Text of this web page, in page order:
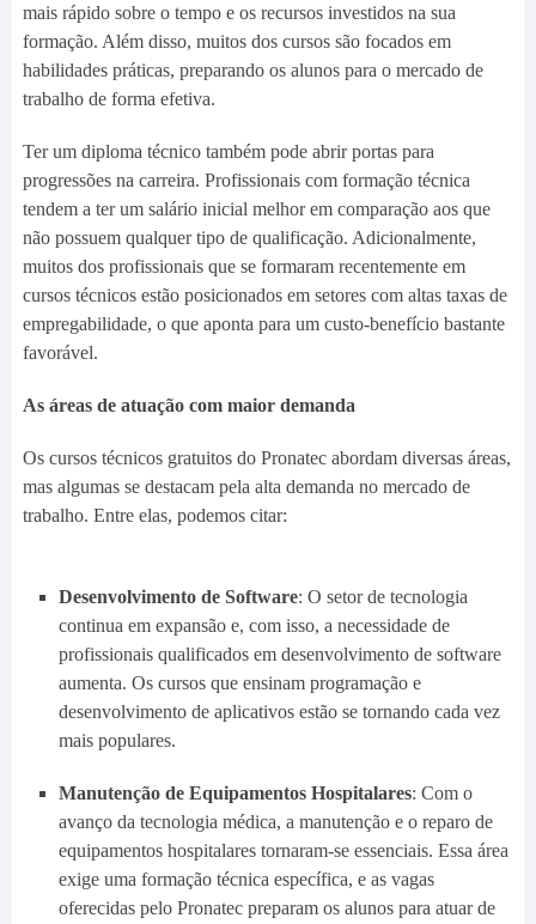
mais rápido sobre o tempo e os recursos investidos na sua
formação. Além disso, muitos dos cursos são focados em
habilidades práticas, preparando os alunos para o mercado de
trabalho de forma efetiva.
Ter um diploma técnico também pode abrir portas para
progressões na carreira. Profissionais com formação técnica
tendem a ter um salário inicial melhor em comparação aos que
não possuem qualquer tipo de qualificação. Adicionalmente,
muitos dos profissionais que se formaram recentemente em
cursos técnicos estão posicionados em setores com altas taxas de
empregabilidade, o que aponta para um custo-benefício bastante
favorável.
As áreas de atuação com maior demanda
Os cursos técnicos gratuitos do Pronatec abordam diversas áreas,
mas algumas se destacam pela alta demanda no mercado de
trabalho. Entre elas, podemos citar:
Desenvolvimento de Software: O setor de tecnologia
continua em expansão e, com isso, a necessidade de
profissionais qualificados em desenvolvimento de software
aumenta. Os cursos que ensinam programação e
desenvolvimento de aplicativos estão se tornando cada vez
mais populares.
Manutenção de Equipamentos Hospitalares: Com o
avanço da tecnologia médica, a manutenção e o reparo de
equipamentos hospitalares tornaram-se essenciais. Essa área
exige uma formação técnica específica, e as vagas
oferecidas pelo Pronatec preparam os alunos para atuar de